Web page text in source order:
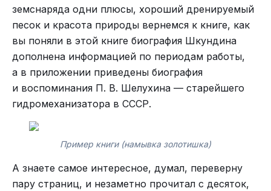
земснаряда одни плюсы, хороший дренируемый
песок и красота природы вернемся к книге, как
вы поняли в этой книге биография Шкундина
дополнена информацией по периодам работы,
а в приложении приведены биография
и воспоминания П. В. Шелухина — старейшего
гидромеханизатора в СССР.
Пример книги (намывка золотишка)
А знаете самое интересное, думал, переверну
пару страниц, и незаметно прочитал с десяток,